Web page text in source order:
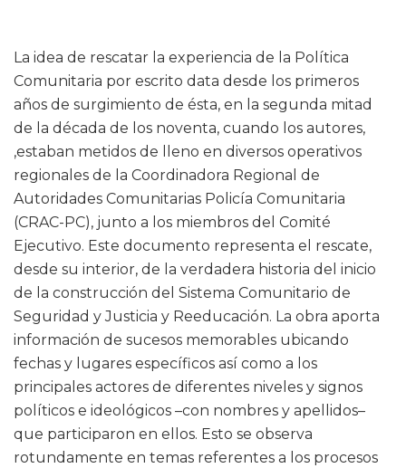
La idea de rescatar la experiencia de la Política
Comunitaria por escrito data desde los primeros
años de surgimiento de ésta, en la segunda mitad
de la década de los noventa, cuando los autores,
,estaban metidos de lleno en diversos operativos
regionales de la Coordinadora Regional de
Autoridades Comunitarias Policía Comunitaria
(CRAC-PC), junto a los miembros del Comité
Ejecutivo. Este documento representa el rescate,
desde su interior, de la verdadera historia del inicio
de la construcción del Sistema Comunitario de
Seguridad y Justicia y Reeducación. La obra aporta
información de sucesos memorables ubicando
fechas y lugares específicos así como a los
principales actores de diferentes niveles y signos
políticos e ideológicos –con nombres y apellidos–
que participaron en ellos. Esto se observa
rotundamente en temas referentes a los procesos